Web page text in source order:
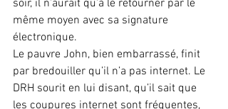
soir, il n’aurait qu’à le retourner par le
même moyen avec sa signature
électronique.
Le pauvre John, bien embarrassé, finit
par bredouiller qu’il n’a pas internet. Le
DRH sourit en lui disant, qu’il sait que
les coupures internet sont fréquentes,